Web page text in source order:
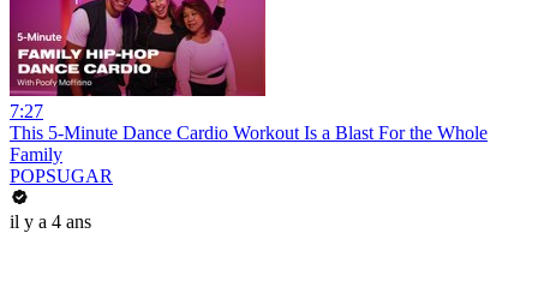
7:27
This 5-Minute Dance Cardio Workout Is a Blast For the Whole
Family
POPSUGAR
il y a 4 ans